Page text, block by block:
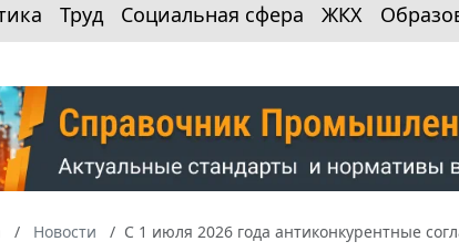
Труд Социальная сфера ЖКХ
Новости С 1 июля 2026 года антиконкурентные